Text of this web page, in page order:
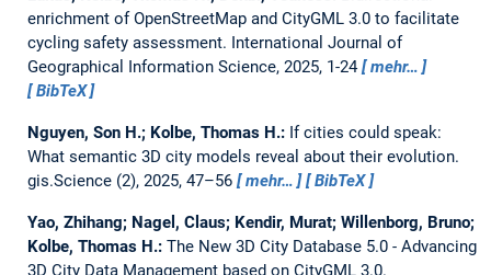
enrichment of OpenStreetMap and CityGML 3.0 to facilitate
cycling safety assessment. International Journal of
Geographical Information Science, 2025, 1-24
mehr…
BibTeX
Nguyen, Son H.; Kolbe, Thomas H.: If cities could speak:
What semantic 3D city models reveal about their evolution.
gis.Science (2), 2025, 47–56
mehr… BibTeX
Yao, Zhihang; Nagel, Claus; Kendir, Murat; Willenborg, Bruno;
Kolbe, Thomas H.: The New 3D City Database 5.0 - Advancing